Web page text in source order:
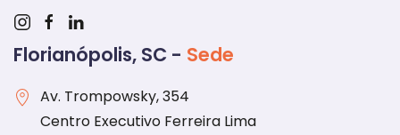
Florianópolis, SC - Sede
Av. Trompowsky, 354
Centro Executivo Ferreira Lima